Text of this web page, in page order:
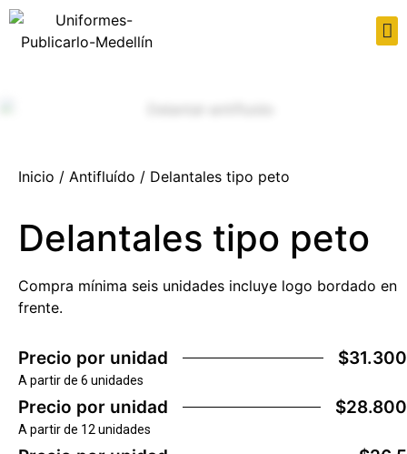
Inicio / Antifluído / Delantales tipo peto
Delantales tipo peto
Compra mínima seis unidades incluye logo bordado en
frente.
Precio por unidad $31.300
A partir de 6 unidades
Precio por unidad $28.800
A partir de 12 unidades